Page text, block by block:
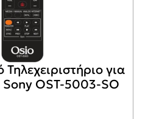
για
Sony OST-5003-SO